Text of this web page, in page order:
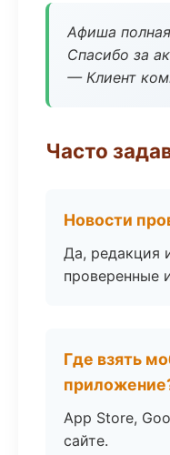
Афиша
Спасибо за
— Клиент
Часто
Новости
Да, редакция
проверенные
Где взять
App Store,
сайте.